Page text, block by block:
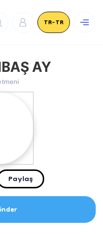
TR-TR
AY
Paylaş